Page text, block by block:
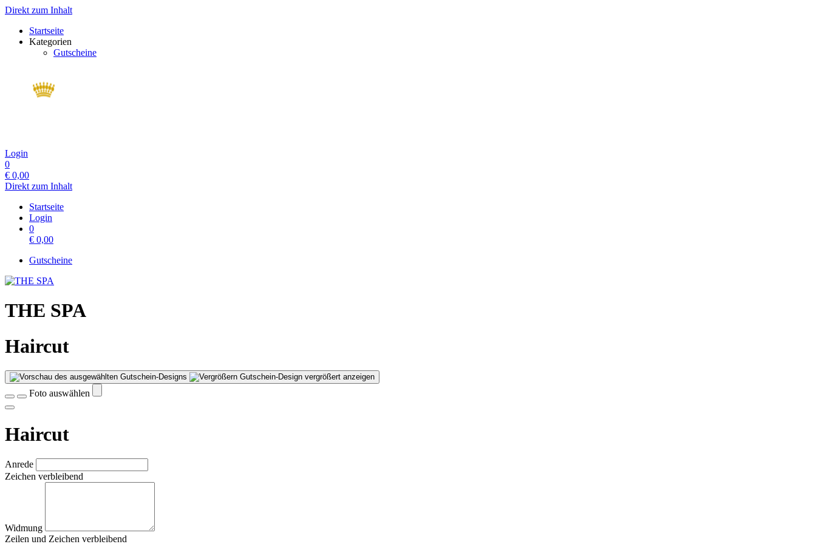
Direkt zum Inhalt
Startseite
Kategorien
Gutscheine
Login
0
€ 0,00
Direkt zum Inhalt
Startseite
Login
0
€ 0,00
Gutscheine
THE SPA
Haircut
Gutschein-Design vergrößert anzeigen
Foto auswählen
Haircut
Anrede
Zeichen verbleibend
Widmung
Zeilen und Zeichen verbleibend